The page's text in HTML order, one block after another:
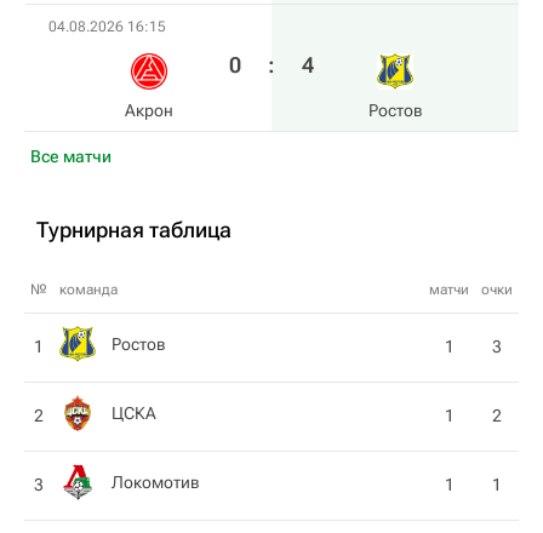
Все матчи
04.08.2026 16:15
Акрон
0 : 4
Ростов
Турнирная таблица
№ команда матчи очки
1 Ростов 1 3
2 ЦСКА 1 2
3 Локомотив 1 1